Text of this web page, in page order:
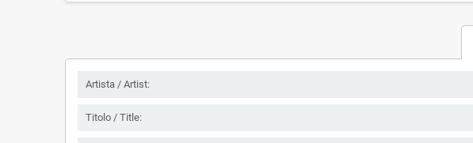
Artista / Artist:
Titolo / Title: